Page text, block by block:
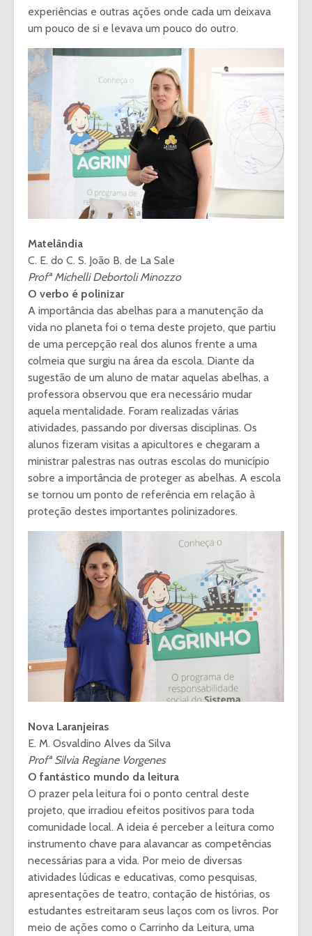
experiências e outras ações onde cada um deixava
um pouco de si e levava um pouco do outro.
Matelândia
C. E. do C. S. João B. de La Sale
Profª Michelli Debortoli Minozzo
O verbo é polinizar
A importância das abelhas para a manutenção da
vida no planeta foi o tema deste projeto, que partiu
de uma percepção real dos alunos frente a uma
colmeia que surgiu na área da escola. Diante da
sugestão de um aluno de matar aquelas abelhas, a
professora observou que era necessário mudar
aquela mentalidade. Foram realizadas várias
atividades, passando por diversas disciplinas. Os
alunos fizeram visitas a apicultores e chegaram a
ministrar palestras nas outras escolas do município
sobre a importância de proteger as abelhas. A escola
se tornou um ponto de referência em relação à
proteção destes importantes polinizadores.
Nova Laranjeiras
E. M. Osvaldino Alves da Silva
Profª Silvia Regiane Vorgenes
O fantástico mundo da leitura
O prazer pela leitura foi o ponto central deste
projeto, que irradiou efeitos positivos para toda
comunidade local. A ideia é perceber a leitura como
instrumento chave para alavancar as competências
necessárias para a vida. Por meio de diversas
atividades lúdicas e educativas, como pesquisas,
apresentações de teatro, contação de histórias, os
estudantes estreitaram seus laços com os livros. Por
meio de ações como o Carrinho da Leitura, uma